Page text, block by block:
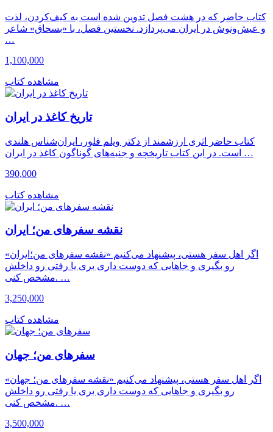
کتاب حاضر که در هشت فصل تدوین شده است به کیف‌کردن، لذت
و عیش‌‌ونوش در ایران می‌پردازد. نخستین فصل، با «بسحاق» شاعر
…
1,100,000
مشاهده کتاب
تاریخ کاغذ در ایران
کتاب حاضر اثری ارزشمند از دکتر ویلم فلور، ایران‌شناس هلندی
است. در این کتاب تاریخچه و جنبه‌های گوناگون کاغذ در ایران …
390,000
مشاهده کتاب
نقشه سفرهای من؛ ایران
اگر اهل سفر هستی، پیشنهاد می‌کنیم «نقشه سفرهای من؛ایران»
رو بگیری و جاهایی که دوست داری بری یا رفتی رو داخلش
مشخص کنی. …
3,250,000
مشاهده کتاب
سفرهای من؛ جهان
اگر اهل سفر هستی، پیشنهاد می‌کنیم «نقشه سفرهای من؛ جهان»
رو بگیری و جاهایی که دوست داری بری یا رفتی رو داخلش
مشخص کنی. …
3,500,000